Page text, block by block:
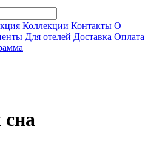
Коллекции Контакты О
Для отелей Доставка Оплата